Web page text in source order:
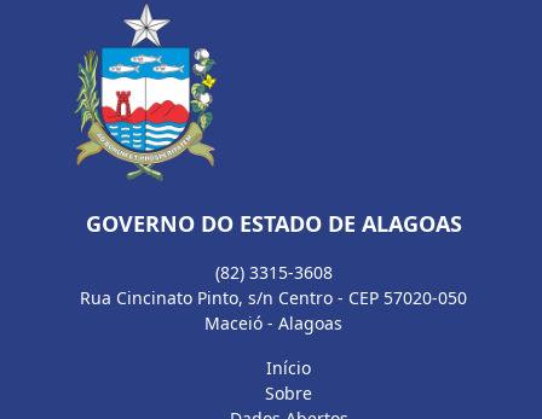
GOVERNO DO ESTADO DE ALAGOAS
(82) 3315-3608
Rua Cincinato Pinto, s/n Centro - CEP 57020-050
Maceió - Alagoas
Início
Sobre